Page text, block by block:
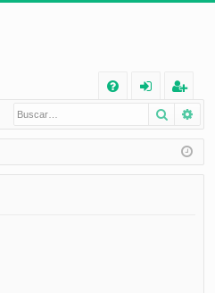
Q
nt
ifi
eg
ist
ra
Buscar